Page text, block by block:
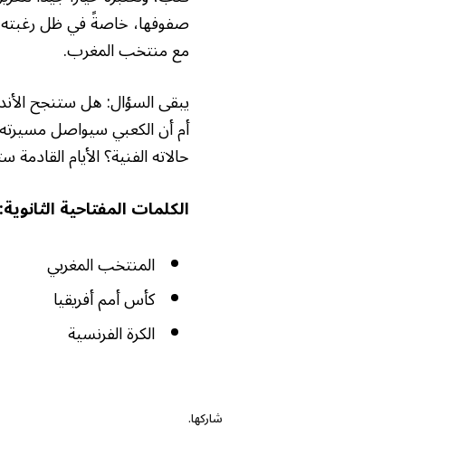
صفوفها، خاصةً في ظل رغبته
مع منتخب المغرب.
يبقى السؤال: هل ستنجح
حالاته الفنية؟ الأيام
الكلمات المفتاحية الثانوية:
المنتخب المغربي
كأس أمم أفريقيا
الكرة الفرنسية
شاركها.